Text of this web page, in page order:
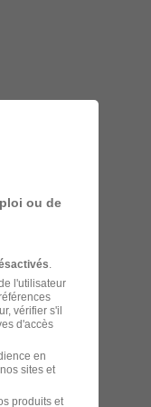
ou de
l'utilisateur
vérifier s'il
d'accès
en
sites et
produits et